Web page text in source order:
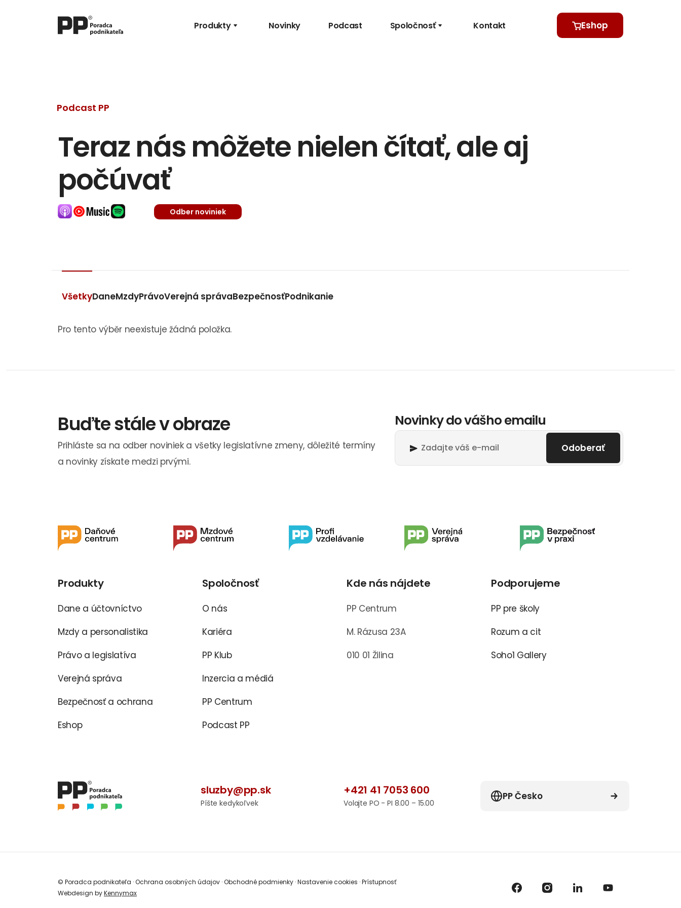
Produkty Novinky Podcast Spoločnosť Kontakt Eshop
Podcast PP
Teraz nás môžete nielen čítať, ale aj
počúvať
Odber noviniek
VšetkyDaneMzdyPrávoVerejná správaBezpečnosťPodnikanie
Pro tento výběr neexistuje žádná položka.
Buďte stále v obraze
Prihláste sa na odber noviniek a všetky legislatívne zmeny, dôležité termíny
a novinky získate medzi prvými.
Novinky do vášho emailu
Odoberať
Produkty
Dane a účtovníctvo
Mzdy a personalistika
Právo a legislatíva
Verejná správa
Bezpečnosť a ochrana
Eshop
Spoločnosť
O nás
Kariéra
PP Klub
Inzercia a médiá
PP Centrum
Podcast PP
Kde nás nájdete
PP Centrum
M. Rázusa 23A
010 01 Žilina
Podporujeme
PP pre školy
Rozum a cit
Soho1 Gallery
sluzby@pp.sk
Píšte kedykoľvek
+421 41 7053 600
Volajte PO - PI 8.00 – 15.00
PP Česko
© Poradca podnikateľa ·Ochrana osobných údajov ·Obchodné podmienky ·Nastavenie cookies ·Prístupnosť
Webdesign byKennymax